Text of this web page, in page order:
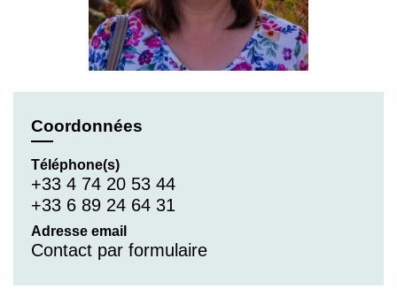
Coordonnées
Téléphone(s)
+33 4 74 20 53 44
+33 6 89 24 64 31
Adresse email
Contact par formulaire